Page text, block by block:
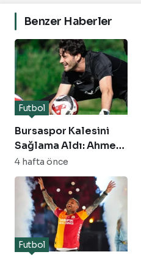
Benzer Haberler
Bursaspor Kalesini
Sağlama Aldı: Ahmet
Said Kıvanç Transferi
Resmileşti
Futbol
4 hafta önce
Futbol